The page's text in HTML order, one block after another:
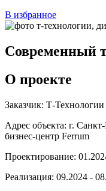
В избранное
Современный
О проекте
Заказчик: Т-Технологии
Адрес объекта: г.
бизнес-центр Ferrum
Проектирование:
Реализация: 09.2024 -